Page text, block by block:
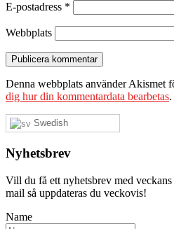
E-postadress *
Webbplats
Denna webbplats använder Akismet
dig hur din kommentardata bearbetas.
Swedish
Nyhetsbrev
Vill du få ett nyhetsbrev med
mail så uppdateras du veckovis!
Name